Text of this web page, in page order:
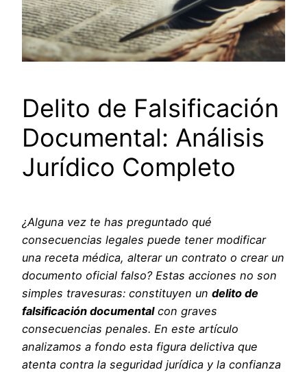
Delito de Falsificación
Documental: Análisis
Jurídico Completo
¿Alguna vez te has preguntado qué
consecuencias legales puede tener modificar
una receta médica, alterar un contrato o crear un
documento oficial falso? Estas acciones no son
simples travesuras: constituyen un delito de
falsificación documentalcon graves
consecuencias penales. En este artículo
analizamos a fondo esta figura delictiva que
atenta contra la seguridad jurídica y la confianza